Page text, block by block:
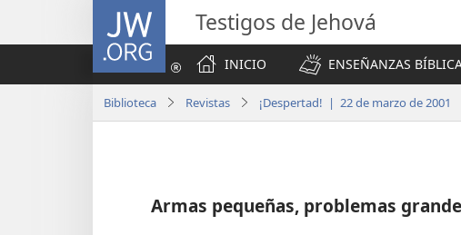
JW.ORG Testigos de Jehová
INICIO
ENSEÑANZAS
Biblioteca Revistas ¡Despertad! | 22 de marzo de 2001
Armas pequeñas, problemas